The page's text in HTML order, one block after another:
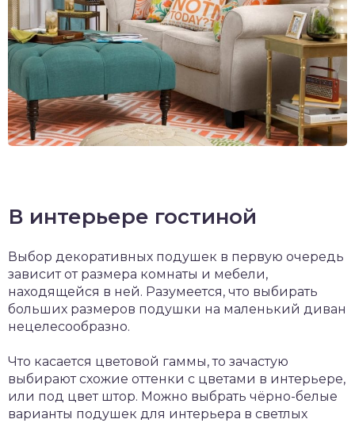
В интерьере гостиной
Выбор декоративных подушек в первую очередь
зависит от размера комнаты и мебели,
находящейся в ней. Разумеется, что выбирать
больших размеров подушки на маленький диван
нецелесообразно.
Что касается цветовой гаммы, то зачастую
выбирают схожие оттенки с цветами в интерьере,
или под цвет штор. Можно выбрать чёрно-белые
варианты подушек для интерьера в светлых